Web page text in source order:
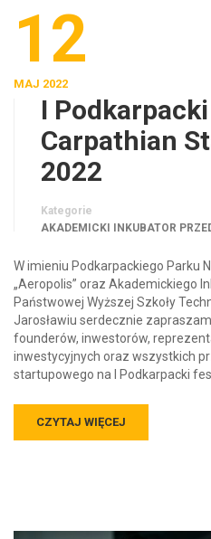
12
MAJ 2022
I
Carpathian
2022
Kategorie
AKADEMICKI INKUBATOR
W imieniu Podkarpackiego Parku
„Aeropolis” oraz Akademickiego
Państwowej Wyższej Szkoły
Jarosławiu serdecznie
founderów, inwestorów,
inwestycyjnych oraz wszystkich
startupowego na I Podkarpacki
CZYTAJ WIĘCEJ